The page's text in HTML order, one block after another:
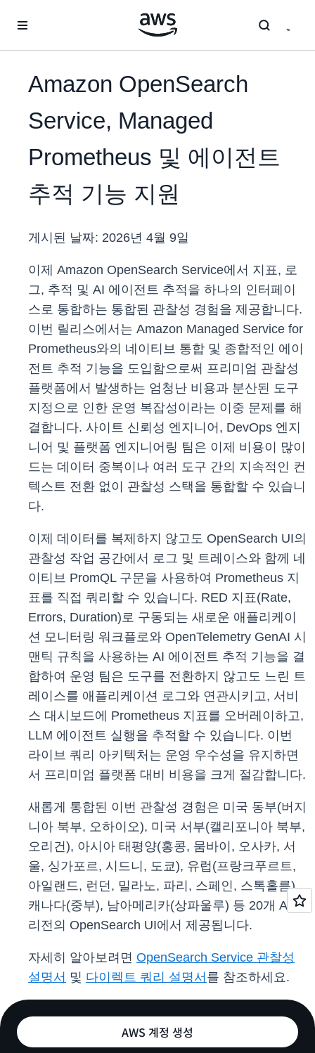
Amazon OpenSearch
Service, Managed
Prometheus 및 에이전트
추적 기능 지원
게시된 날짜: 2026년 4월 9일
이제 Amazon OpenSearch Service에서 지표, 로
그, 추적 및 AI 에이전트 추적을 하나의 인터페이
스로 통합하는 통합된 관찰성 경험을 제공합니다.
이번 릴리스에서는 Amazon Managed Service for
Prometheus와의 네이티브 통합 및 종합적인 에이
전트 추적 기능을 도입함으로써 프리미엄 관찰성
플랫폼에서 발생하는 엄청난 비용과 분산된 도구
지정으로 인한 운영 복잡성이라는 이중 문제를 해
결합니다. 사이트 신뢰성 엔지니어, DevOps 엔지
니어 및 플랫폼 엔지니어링 팀은 이제 비용이 많이
드는 데이터 중복이나 여러 도구 간의 지속적인 컨
텍스트 전환 없이 관찰성 스택을 통합할 수 있습니
다.
이제 데이터를 복제하지 않고도 OpenSearch UI의
관찰성 작업 공간에서 로그 및 트레이스와 함께 네
이티브 PromQL 구문을 사용하여 Prometheus 지
표를 직접 쿼리할 수 있습니다. RED 지표(Rate,
Errors, Duration)로 구동되는 새로운 애플리케이
션 모니터링 워크플로와 OpenTelemetry GenAI 시
맨틱 규칙을 사용하는 AI 에이전트 추적 기능을 결
합하여 운영 팀은 도구를 전환하지 않고도 느린 트
레이스를 애플리케이션 로그와 연관시키고, 서비
스 대시보드에 Prometheus 지표를 오버레이하고,
LLM 에이전트 실행을 추적할 수 있습니다. 이번
라이브 쿼리 아키텍처는 운영 우수성을 유지하면
서 프리미엄 플랫폼 대비 비용을 크게 절감합니다.
새롭게 통합된 이번 관찰성 경험은 미국 동부(버지
니아 북부, 오하이오), 미국 서부(캘리포니아 북부,
오리건), 아시아 태평양(홍콩, 뭄바이, 오사카, 서
울, 싱가포르, 시드니, 도쿄), 유럽(프랑크푸르트,
아일랜드, 런던, 밀라노, 파리, 스페인, 스톡홀름),
캐나다(중부), 남아메리카(상파울루) 등 20개 AWS
리전의 OpenSearch UI에서 제공됩니다.
자세히 알아보려면 OpenSearch Service 관찰성
설명서 및 다이렉트 쿼리 설명서 를 참조하세요.
AWS 계정 생성